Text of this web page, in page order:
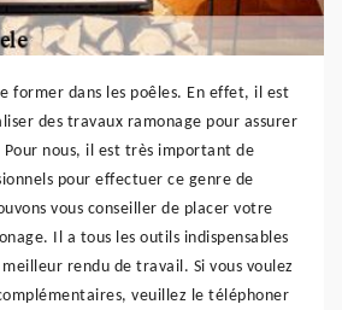
former dans les poêles. En effet, il est
des travaux ramonage pour assurer
nous, il est très important de
pour effectuer ce genre de
vous conseiller de placer votre
Il a tous les outils indispensables
rendu de travail. Si vous voulez
veuillez le téléphoner